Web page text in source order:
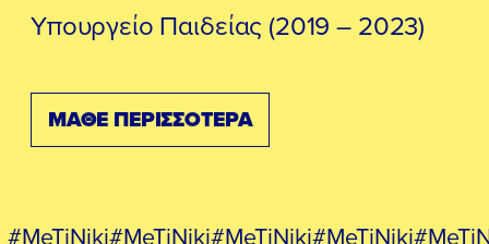
Υπουργείο Παιδείας (2019 – 2023)
ΜΑΘΕ ΠΕΡΙΣΣΟΤΕΡΑ